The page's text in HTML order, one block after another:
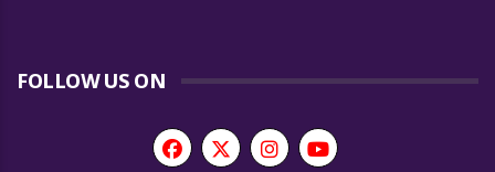
FOLLOW US ON